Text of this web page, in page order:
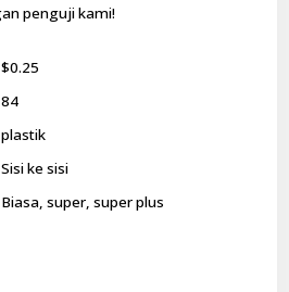
penguji kami!
$0.25
84
plastik
Sisi ke sisi
Biasa, super, super plus